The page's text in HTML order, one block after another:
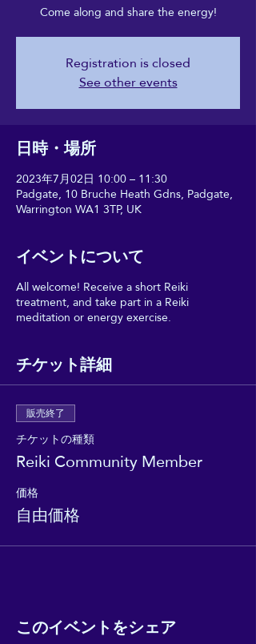
Come along and share the energy!
Registration is closed
See other events
日時・場所
2023年7月02日 10:00 – 11:30
Padgate, 10 Bruche Heath Gdns, Padgate,
Warrington WA1 3TP, UK
イベントについて
All welcome! Receive a short Reiki
treatment, and take part in a Reiki
meditation or energy exercise.
チケット詳細
販売終了
チケットの種類
Reiki Community Member
価格
自由価格
このイベントをシェア